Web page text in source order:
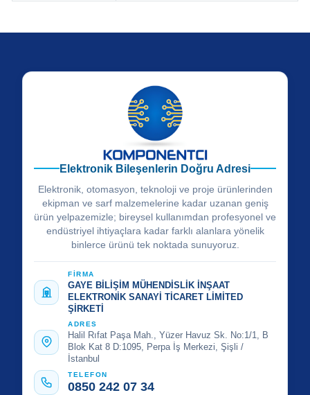
Elektronik Bileşenlerin Doğru Adresi
Elektronik, otomasyon, teknoloji ve proje ürünlerinden
ekipman ve sarf malzemelerine kadar uzanan geniş
ürün yelpazemizle; bireysel kullanımdan profesyonel ve
endüstriyel ihtiyaçlara kadar farklı alanlara yönelik
binlerce ürünü tek noktada sunuyoruz.
FİRMA
GAYE BİLİŞİM MÜHENDİSLİK İNŞAAT
ELEKTRONİK SANAYİ TİCARET LİMİTED
ŞİRKETİ
ADRES
Halil Rıfat Paşa Mah., Yüzer Havuz Sk. No:1/1, B
Blok Kat 8 D:1095, Perpa İş Merkezi, Şişli /
İstanbul
TELEFON
0850 242 07 34